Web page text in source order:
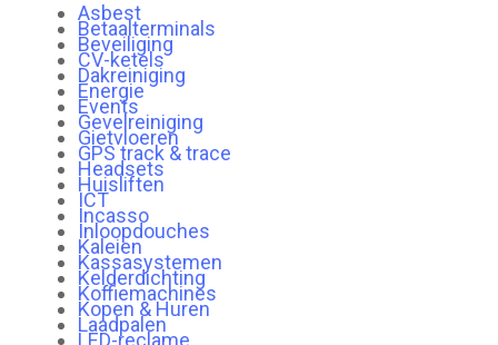
Asbest
Betaalterminals
Beveiliging
CV-ketels
Dakreiniging
Energie
Events
Gevelreiniging
Gietvloeren
GPS track & trace
Headsets
Huisliften
ICT
Incasso
Inloopdouches
Kaleien
Kassasystemen
Kelderdichting
Koffiemachines
Kopen & Huren
Laadpalen
LED-reclame